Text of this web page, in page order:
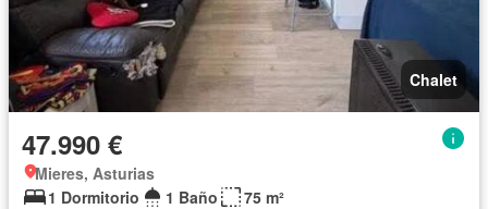
Chalet
47.990 €
Mieres, Asturias
1 Dormitorio
1 Baño
75 m²